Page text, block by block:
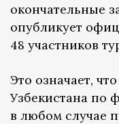
окончательные
опубликует
48 участников
Это означает,
Узбекистана по
в любом случае